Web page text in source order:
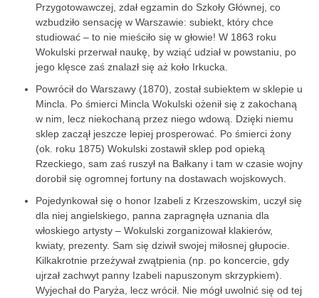
Przygotowawczej, zdał egzamin do Szkoły Głównej, co
wzbudziło sensację w Warszawie: subiekt, który chce
studiować – to nie mieściło się w głowie! W 1863 roku
Wokulski przerwał naukę, by wziąć udział w powstaniu, po
jego klęsce zaś znalazł się aż koło Irkucka.
Powrócił do Warszawy (1870), został subiektem w sklepie u
Mincla. Po śmierci Mincla Wokulski ożenił się z zakochaną
w nim, lecz niekochaną przez niego wdową. Dzięki niemu
sklep zaczął jeszcze lepiej prosperować. Po śmierci żony
(ok. roku 1875) Wokulski zostawił sklep pod opieką
Rzeckiego, sam zaś ruszył na Bałkany i tam w czasie wojny
dorobił się ogromnej fortuny na dostawach wojskowych.
Pojedynkował się o honor Izabeli z Krzeszowskim, uczył się
dla niej angielskiego, panna zapragnęła uznania dla
włoskiego artysty – Wokulski zorganizował klakierów,
kwiaty, prezenty. Sam się dziwił swojej miłosnej głupocie.
Kilkakrotnie przeżywał zwątpienia (np. po koncercie, gdy
ujrzał zachwyt panny Izabeli napuszonym skrzypkiem).
Wyjechał do Paryża, lecz wrócił. Nie mógł uwolnić się od tej